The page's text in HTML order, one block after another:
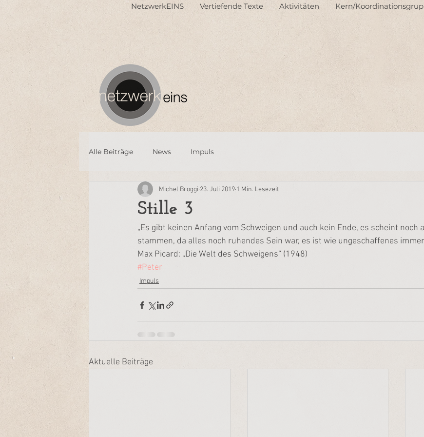
NetzwerkEINS Vertiefende Texte Aktivitäten Kern/
Alle Beiträge News Impuls
Stille 3
Michel Broggi 23. Juli 2019 1 Min. Lesezeit
„Es gibt keinen Anfang vom Schweigen und auch kein Ende, es scheint noch
stammen, da alles noch ruhendes Sein war, es ist wie ungeschaffenes
Max Picard: „Die Welt des Schweigens“ (1948)
#Peter
Impuls
Aktuelle Beiträge